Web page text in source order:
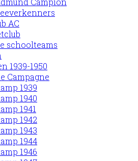
AC
schoolteams
1939-1950
Campagne
1939
1940
1941
1942
1943
1944
1946